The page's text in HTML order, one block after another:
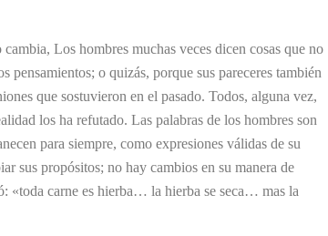
Los hombres muchas veces dicen cosas que no
o quizás, porque sus pareceres también
que sostuvieron en el pasado. Todos, alguna vez,
los ha refutado. Las palabras de los hombres son
para siempre, como expresiones válidas de su
sus propósitos; no hay cambios en su manera de
«toda carne es hierba… la hierba se seca… mas la